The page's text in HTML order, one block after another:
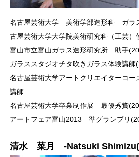
名古屋芸術大学 美術学部造形科 ガラ
古屋芸術大学大学院美術研究科（工芸）
富山市立富山ガラス造形研究所 助手
ガラススタジオチタ吹きガラス体験講師
名古屋芸術大学アートクリエイターコー
講師
名古屋芸術大学卒業制作展 最優秀賞
アートフェア富山2013 準グランプリ
清水 菜月 -Natsuki